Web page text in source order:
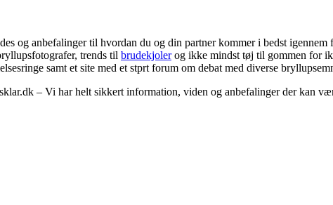
og anbefalinger til hvordan du og din partner kommer i bedst igennem
trends til brudekjolerog ikke mindst tøj til gommen for
samt et site med et stprt forum om debat med diverse
– Vi har helt sikkert information, viden og anbefalinger der kan